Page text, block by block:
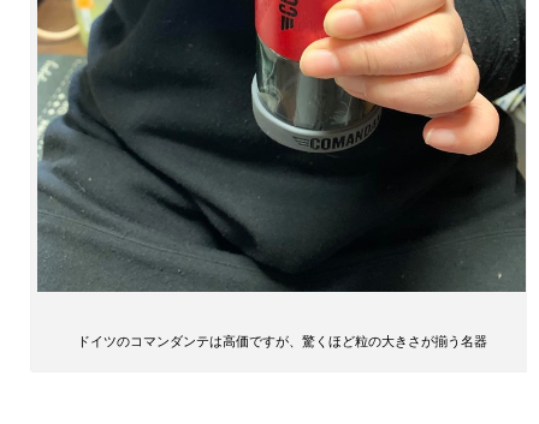
ドイツのコマンダンテは高価ですが、驚くほど粒の大きさが揃う名器